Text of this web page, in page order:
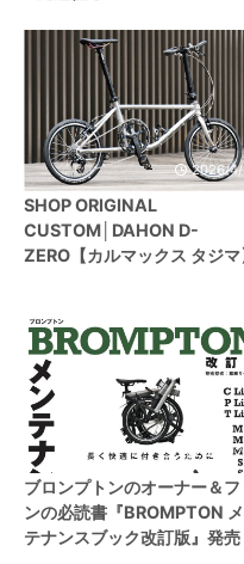
2026/
SHOP ORIGINAL
CUSTOM│DAHON D-
ZERO【カルマックス タジマ
2023/12/
ブロンプトンのオーナー＆フ
ンの必読書『BROMPTON
テナンスブック改訂版』発売